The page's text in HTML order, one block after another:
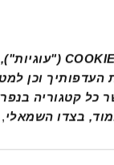
בצדו השמאלי,
תקווה, נס ציונה,
באר שבע